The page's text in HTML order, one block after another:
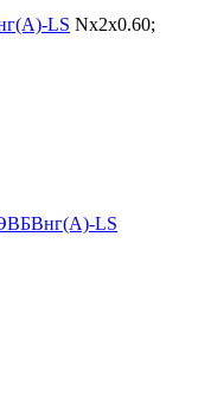
LS Nx2x0.60;
LS